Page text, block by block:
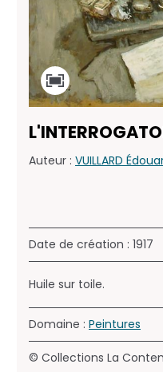
Auteur : VUILLARD
Date de création : 1917
Huile sur toile.
Domaine : Peintures
© Collections La